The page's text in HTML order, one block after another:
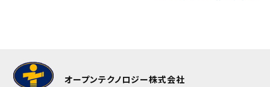
シ
オープンテクノロジー株式会社